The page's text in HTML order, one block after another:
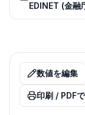
数値を編集
印刷 / PDF